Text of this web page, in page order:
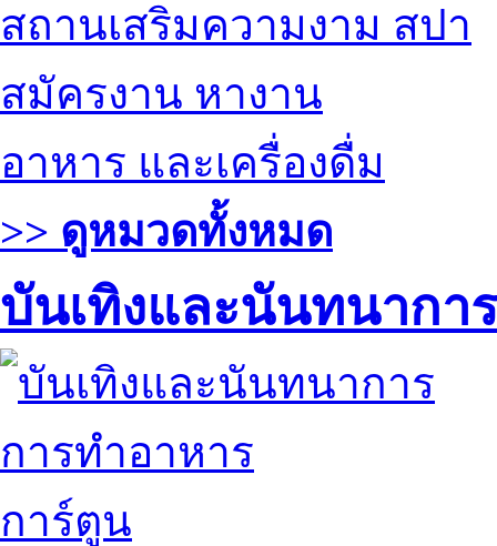
สถานเสริมความงาม สปา
สมัครงาน หางาน
อาหาร และเครื่องดื่ม
>> ดูหมวดทั้งหมด
บันเทิงและนันทนาการ
การทำอาหาร
การ์ตูน